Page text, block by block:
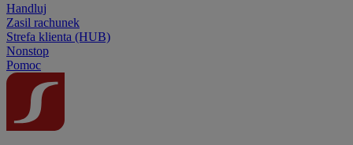
Handluj
Zasil rachunek
Strefa klienta (HUB)
Nonstop
Pomoc